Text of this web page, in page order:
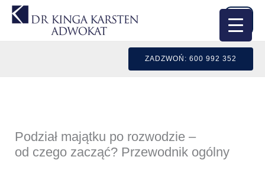
Przejdź
ZADZWOŃ: 600 992 352
Podział majątku po rozwodzie –
od czego zacząć? Przewodnik ogólny